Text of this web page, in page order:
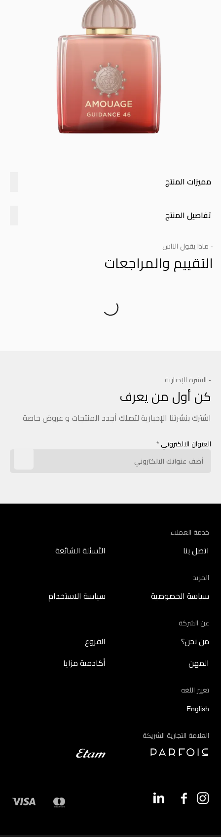
مميزات المنتج
تفاصيل المنتج
- ماذا يقول الناس
التقييم والمراجعات
- النشرة الإخبارية
كن أول من يعرف
اشترك بنشرتنا الإخبارية لتصلك أجدد المنتجات و عروض خاصة
العنوان الالكتروني *
خدمة العملاء
اتصل بنا الأسئلة الشائعة
المزيد
سياسة الخصوصية سياسة الاستخدام
عن الشركة
من نحن؟ الفروع
المهن أكادمية مزايا
تغيير اللغه
English
العلامة التجارية الشريكة